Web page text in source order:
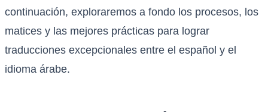
continuación, exploraremos a fondo los procesos, los
matices y las mejores prácticas para lograr
traducciones excepcionales entre el español y el
idioma árabe.